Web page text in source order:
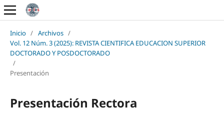
Inicio / Archivos /
Vol. 12 Núm. 3 (2025): REVISTA CIENTIFICA EDUCACION SUPERIOR
DOCTORADO Y POSDOCTORADO
/
Presentación
Presentación Rectora